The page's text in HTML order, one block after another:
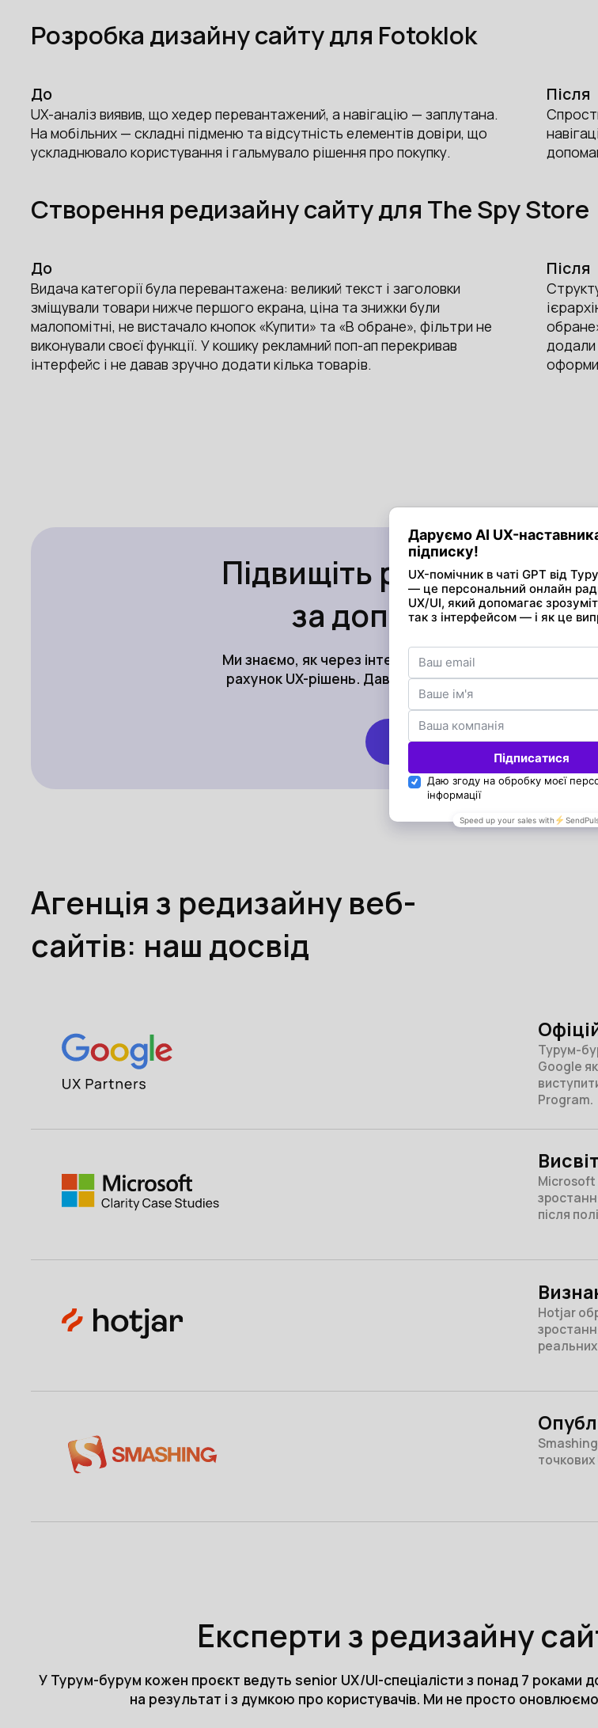
Розробка дизайну сайту для Fotoklok
До
UX-аналіз виявив, що хедер перевантажений, а навігацію — заплутана.
На мобільних — складні підменю та відсутність елементів довіри, що
ускладнювало користування і гальмувало рішення про покупку.
Після
Створення редизайну сайту для The Spy Store
До
Видача категорії була перевантажена: великий текст і заголовки
зміщували товари нижче першого екрана, ціна та знижки були
малопомітні, не вистачало кнопок «Купити» та «В обране», фільтри не
виконували своєї функції. У кошику рекламний поп-ап перекривав
інтерфейс і не давав зручно додати кілька товарів.
Після
додали
Підвищіть рівень
за допомогою
Ми знаємо, як через інтерфейс підкреслити вашу
рахунок UX-рішень. Давайте перетворимо ваш сайт
Замовити безкоштовну
Агенція з редизайну веб-
сайтів: наш досвід
Турум-
Google
Program.
Microsoft
після
Hotjar
точкових
Експерти з редизайну
У Турум-бурум кожен проєкт ведуть senior UX/UI-спеціалісти з понад 7 роками
на результат і з думкою про користувачів. Ми не просто